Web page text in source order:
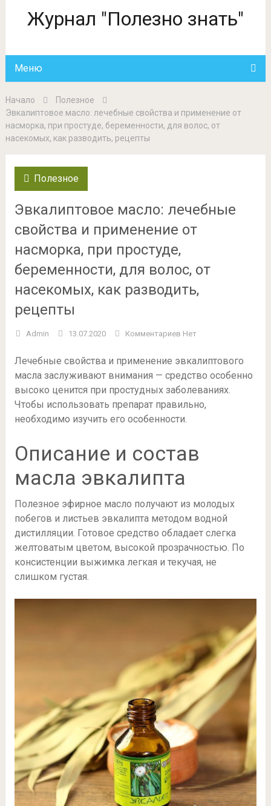
Журнал "Полезно знать"
Меню
Начало
Полезное
Эвкалиптовое масло: лечебные свойства и применение от
насморка, при простуде, беременности, для волос, от
насекомых, как разводить, рецепты
Полезное
Эвкалиптовое масло: лечебные
свойства и применение от
насморка, при простуде,
беременности, для волос, от
насекомых, как разводить,
рецепты
Admin 13.07.2020 Комментариев Нет
Лечебные свойства и применение эвкалиптового
масла заслуживают внимания — средство особенно
высоко ценится при простудных заболеваниях.
Чтобы использовать препарат правильно,
необходимо изучить его особенности.
Описание и состав
масла эвкалипта
Полезное эфирное масло получают из молодых
побегов и листьев эвкалипта методом водной
дистилляции. Готовое средство обладает слегка
желтоватым цветом, высокой прозрачностью. По
консистенции выжимка легкая и текучая, не
слишком густая.